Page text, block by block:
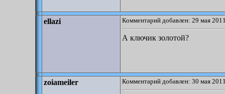
ellazi Комментарий добавлен: 29 мая
А ключик золотой?
zoiameiler Комментарий добавлен: 30 мая